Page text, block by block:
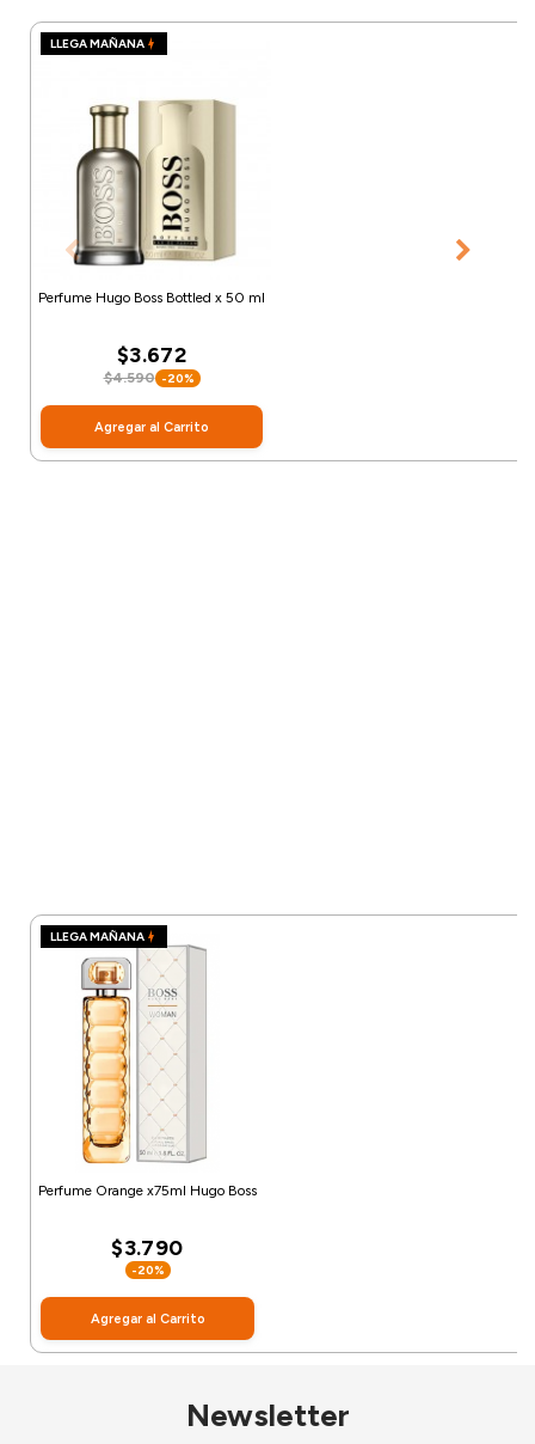
LLEGA MAÑANA
Perfume Hugo Boss Bottled x 50 ml
$3.672
$4.590 -20%
Agregar al Carrito
LLEGA MAÑANA
Perfume Orange x75ml Hugo Boss
$3.790
-20%
Agregar al Carrito
Newsletter